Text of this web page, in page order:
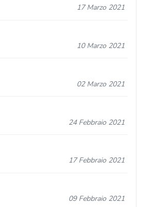
17 Marzo 2021
10 Marzo 2021
02 Marzo 2021
24 Febbraio 2021
17 Febbraio 2021
09 Febbraio 2021